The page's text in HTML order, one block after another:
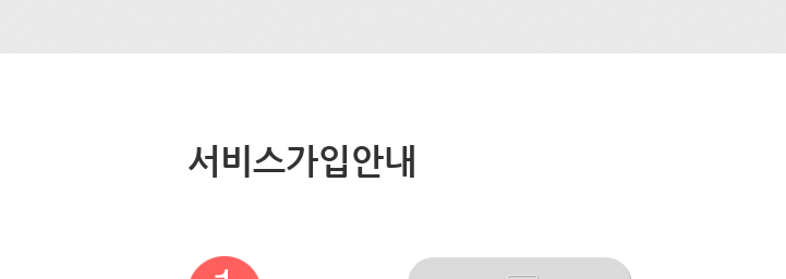
서비스가입안내